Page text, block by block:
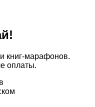
книг-марафонов.
оплаты.